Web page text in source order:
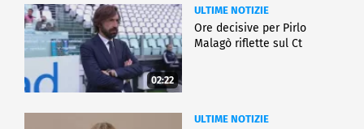
02:22
ULTIME NOTIZIE
Ore decisive per Pirlo
Malagò riflette sul Ct
ULTIME NOTIZIE